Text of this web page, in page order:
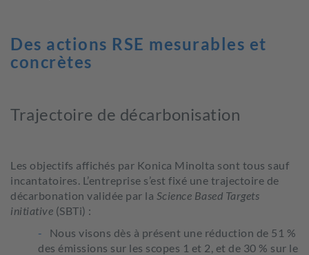
Des actions RSE mesurables et
concrètes
Trajectoire de décarbonisation
Les objectifs affichés par Konica Minolta sont tous sauf
incantatoires. L’entreprise s’est fixé une trajectoire de
décarbonation validée par la Science Based Targets
initiative (SBTi) :
Nous visons dès à présent une réduction de 51 %
des émissions sur les scopes 1 et 2, et de 30 % sur le